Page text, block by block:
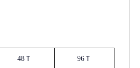
48Ｔ 96Ｔ